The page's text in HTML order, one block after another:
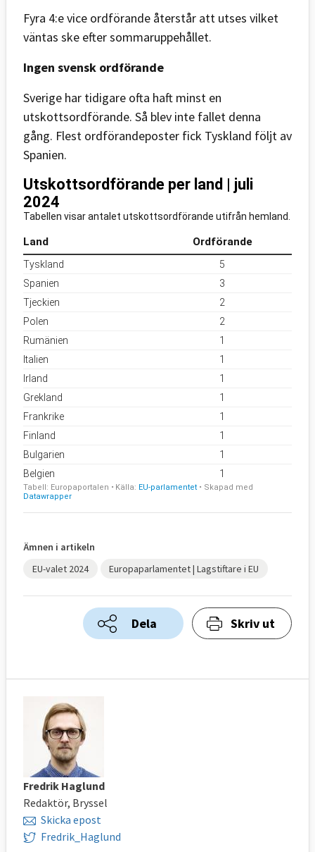
Fyra 4:e vice ordförande återstår att utses vilket
väntas ske efter sommaruppehållet.
Ingen svensk ordförande
Sverige har tidigare ofta haft minst en
utskottsordförande. Så blev inte fallet denna
gång. Flest ordförandeposter fick Tyskland följt av
Spanien.
Ämnen i artikeln
EU-valet 2024
Europaparlamentet | Lagstiftare i EU
Dela Skriv ut
Fredrik Haglund
Redaktör, Bryssel
Skicka epost
Fredrik_Haglund